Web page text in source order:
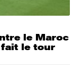
le Maroc
fait le tour